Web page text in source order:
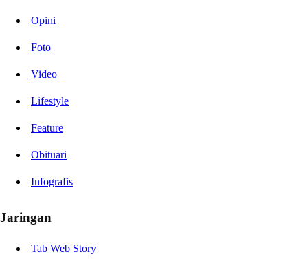
Opini
Foto
Video
Lifestyle
Feature
Obituari
Infografis
Jaringan
Tab Web Story